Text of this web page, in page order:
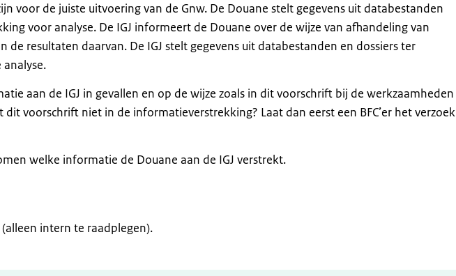
voor de juiste uitvoering van de Gnw. De Douane stelt gegevens uit databestanden
voor analyse. De IGJ informeert de Douane over de wijze van afhandeling van
de resultaten daarvan. De IGJ stelt gegevens uit databestanden en dossiers ter
aan de IGJ in gevallen en op de wijze zoals in dit voorschrift bij de werkzaamheden
dit voorschrift niet in de informatieverstrekking? Laat dan eerst een BFC’er het verzoek
welke informatie de Douane aan de IGJ verstrekt.
(alleen intern te raadplegen).